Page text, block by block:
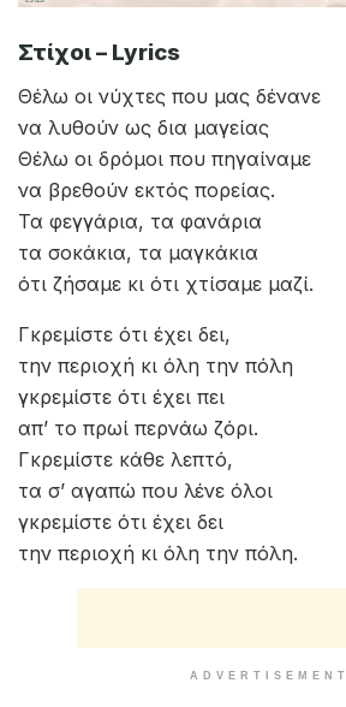
Στίχοι – Lyrics
Θέλω οι νύχτες που μας δένανε
να λυθούν ως δια μαγείας
Θέλω οι δρόμοι που πηγαίναμε
να βρεθούν εκτός πορείας.
Τα φεγγάρια, τα φανάρια
τα σοκάκια, τα μαγκάκια
ότι ζήσαμε κι ότι χτίσαμε μαζί.
Γκρεμίστε ότι έχει δει,
την περιοχή κι όλη την πόλη
γκρεμίστε ότι έχει πει
απ’ το πρωί περνάω ζόρι.
Γκρεμίστε κάθε λεπτό,
τα σ’ αγαπώ που λένε όλοι
γκρεμίστε ότι έχει δει
την περιοχή κι όλη την πόλη.
ADVERTISEMENT